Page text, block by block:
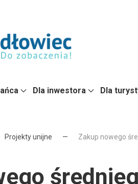
Dla inwestora Dla
Projekty unijne Zakup nowego